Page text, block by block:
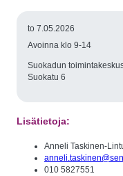
to 7.05.2026
Avoinna klo 9-14
Suokadun
Suokatu 6
Lisätietoja:
Anneli Taskinen-
010 5827551